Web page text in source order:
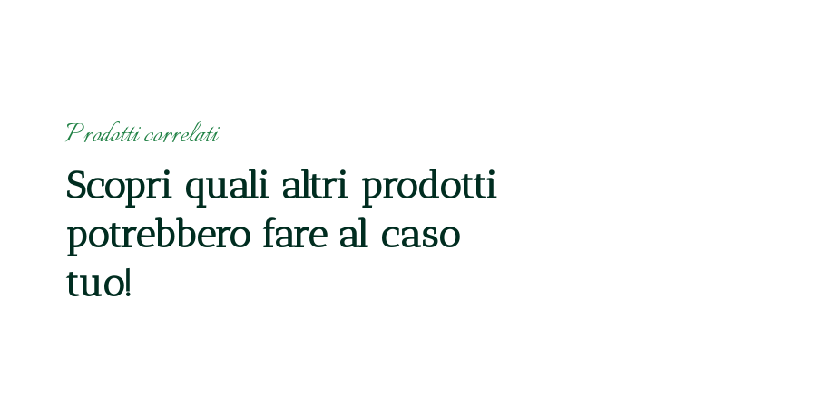
Prodotti correlati
Scopri quali altri prodotti
potrebbero fare al caso
tuo!